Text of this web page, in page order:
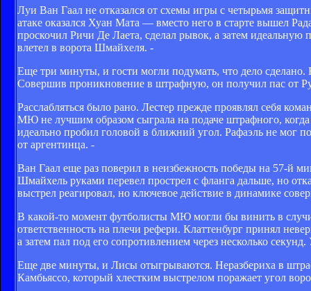
Луи Ван Гаал не отказался от схемы игры с четырьмя
атаке оказался Хуан Мата — вместо него в старте вышел
проскочил Ричи Де Лаета, сделал рывок, а затем
влетел в ворота Шмайхеля. -
Еще три минуты, и гости могли подумать, что дело
Совершив проникновение в штрафную, он получил пас от
Расслабляться было рано. Лестер прежде проявлял себя
МЮ не лучшим образом сыграла на подаче штрафного,
идеально пробил головой в ближний угол. Рафаэль не мог
от аргентинца. -
Ван Гаал еще раз поверил в неизбежность победы на 57-й
Шмайхель руками перевел прострел с фланга дальше, но
выстрел реагировал, но ключевое действие в динамике
В какой-то момент футболисты МЮ могли бы винить в
ответственность на плечи рефери. Клаттенбург принял
а затем пал под его сопротивлением через несколько
Еще две минуты, и Лисы отыгрываются. Неразбериха в
Камбьяссо, который хлестким выстрелом поражает угол